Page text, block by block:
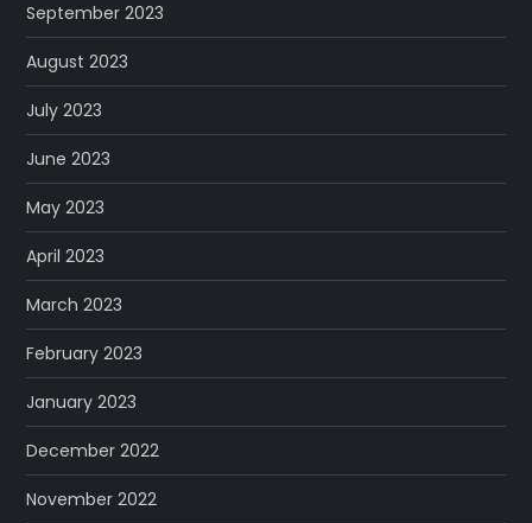
September 2023
August 2023
July 2023
June 2023
May 2023
April 2023
March 2023
February 2023
January 2023
December 2022
November 2022